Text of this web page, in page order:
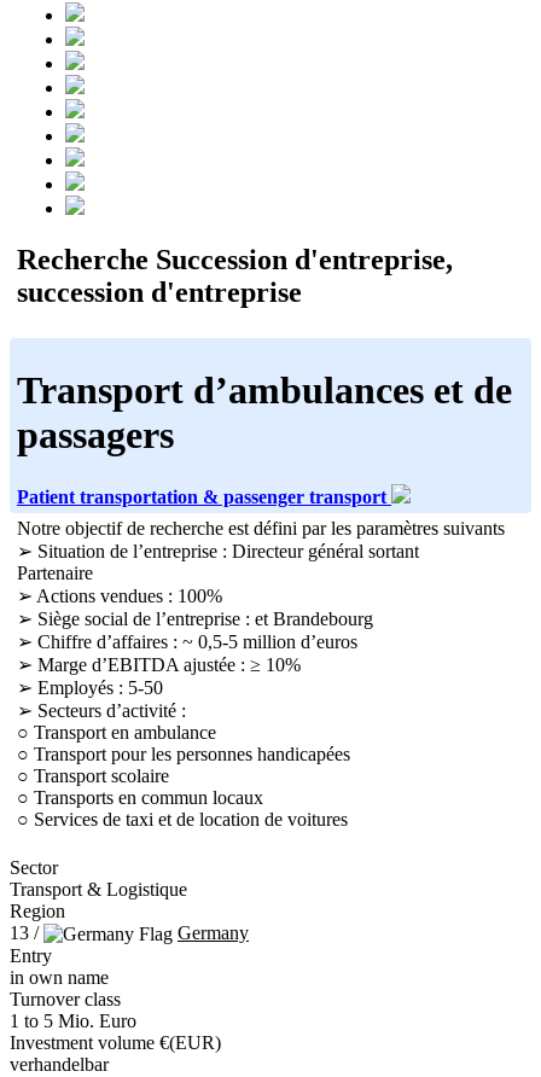
Recherche Succession d'entreprise,
succession d'entreprise
Transport d’ambulances et de
passagers
Patient transportation & passenger transport
Notre objectif de recherche est défini par les paramètres suivants
➢ Situation de l’entreprise : Directeur général sortant
Partenaire
➢ Actions vendues : 100%
➢ Siège social de l’entreprise : et Brandebourg
➢ Chiffre d’affaires : ~ 0,5-5 million d’euros
➢ Marge d’EBITDA ajustée : ≥ 10%
➢ Employés : 5-50
➢ Secteurs d’activité :
○ Transport en ambulance
○ Transport pour les personnes handicapées
○ Transport scolaire
○ Transports en commun locaux
○ Services de taxi et de location de voitures
Sector
Transport & Logistique
Region
13 /
Germany
Entry
in own name
Turnover class
1 to 5 Mio. Euro
Investment volume €(EUR)
verhandelbar